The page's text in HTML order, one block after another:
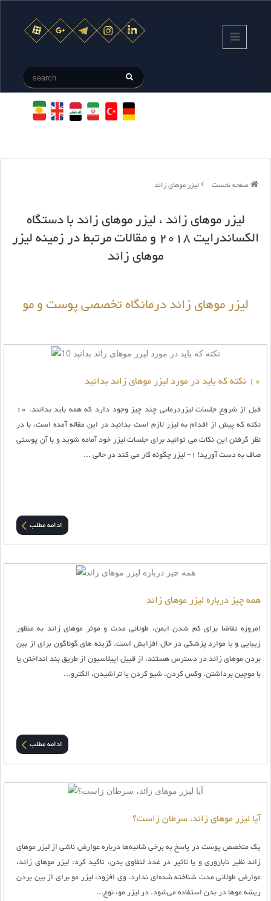
صفحه نخست لیزر موهای زائد
لیزر موهای زائد، لیزر موهای زائد با دستگاه
الکساندرایت 2018 و مقالات مرتبط در زمینه لیزر
موهای زائد
لیزر موهای زائد درمانگاه تخصصی پوست و مو
10 نکته که باید در مورد لیزر موهای زائد بدانید
قبل از شروع جلسات لیزردرمانی چند چیز وجود دارد که همه باید بدانند. 10
نکته که پیش از اقدام به لیزر لازم است بدانید در این مقاله آمده است، با در
نظر گرفتن این نکات می توانید برای جلسات لیزر خود آماده شوید و با آن پوستی
صاف به دست آورید! 1- لیزر چگونه کار می کند در حالی ...
ادامه مطلب
همه چیز درباره لیزر موهای زائد
امروزه تقاضا برای کم شدن ایمن، طولانی مدت و موثر موهای زائد به منظور
زیبایی و یا موارد پزشکی در حال افزایش است. گزینه های گوناگون برای از بین
بردن موهای زائد در دسترس هستند، از قبیل اپیلاسیون از طریق بند انداختن یا
با موچین برداشتن، وکس کردن، شیو کردن یا تراشیدن، الکترو...
ادامه مطلب
آیا لیزر موهای زائد، سرطان‌ زاست؟
یک متخصص پوست در پاسخ به برخی شائبه‌ها درباره عوارض ناشی از لیزر موهای
زائد نظیر ناباروری و یا تاثیر در غدد لنفاوی بدن، تاکید کرد: لیزر موهای زائد،
عوارض طولانی مدت شناخته شده‌ای ندارد. وی افزود: لیزر مو برای از بین بردن
ریشه موها در بدن استفاده می‌شود. در لیزر مو، نوع...